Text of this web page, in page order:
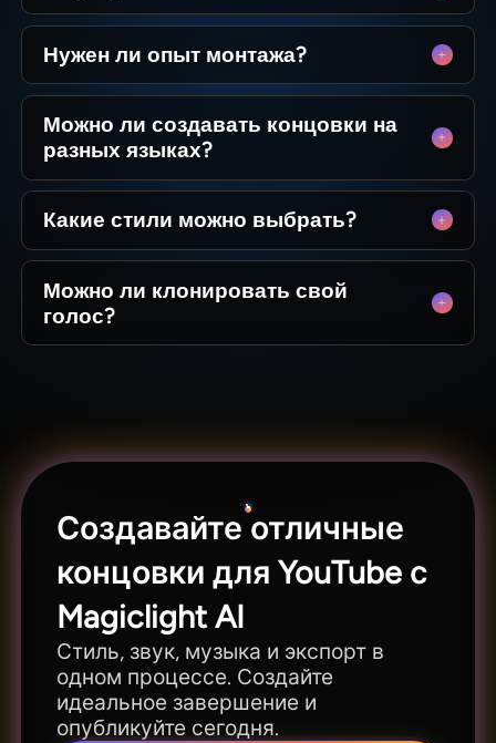
Мы предлагаем бесплатный доступ для
тестирования процесса. Проверьте детали
наших планов на сайте.
Нужен ли опыт монтажа?
Нет. Magiclight AI автоматически управляет
таймингом, субтитрами и музыкой.
Можно ли создавать концовки на
разных языках?
Да, мы поддерживаем 11 языков.
Какие стили можно выбрать?
Мы предлагаем более 20 стилей, включая
реализм, Pixar, аниме, комиксы и т.д.
Можно ли клонировать свой
голос?
Создавайте отличные
концовки для YouTube с
Magiclight AI
Стиль, звук, музыка и экспорт в
одном процессе. Создайте
идеальное завершение и
опубликуйте сегодня.